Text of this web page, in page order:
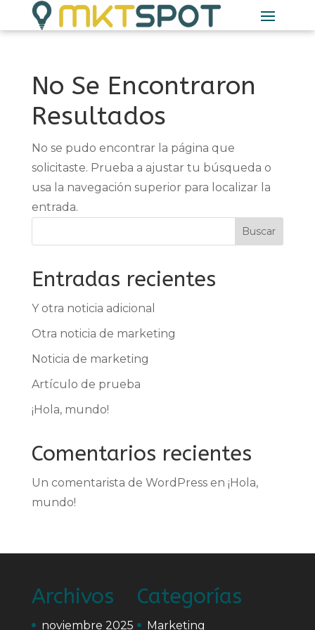
No Se Encontraron
Resultados
No se pudo encontrar la página que
solicitaste. Prueba a ajustar tu búsqueda o
usa la navegación superior para localizar la
entrada.
Buscar
Entradas recientes
Y otra noticia adicional
Otra noticia de marketing
Noticia de marketing
Artículo de prueba
¡Hola, mundo!
Comentarios recientes
Un comentarista de WordPressen ¡Hola,
mundo!
Archivos
noviembre 2025
Categorías
Marketing